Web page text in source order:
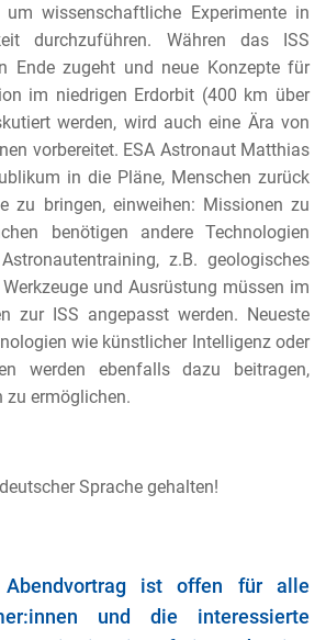
um wissenschaftliche Experimente in
durchzuführen. Währen das ISS
Ende zugeht und neue Konzepte für
im niedrigen Erdorbit (400 km über
werden, wird auch eine Ära von
vorbereitet. ESA Astronaut Matthias
in die Pläne, Menschen zurück
zu bringen, einweihen: Missionen zu
benötigen andere Technologien
z.B. geologisches
und Ausrüstung müssen im
zur ISS angepasst werden. Neueste
wie künstlicher Intelligenz oder
werden ebenfalls dazu beitragen,
zu ermöglichen.
Sprache gehalten!
Abendvortrag ist offen für alle
und die interessierte